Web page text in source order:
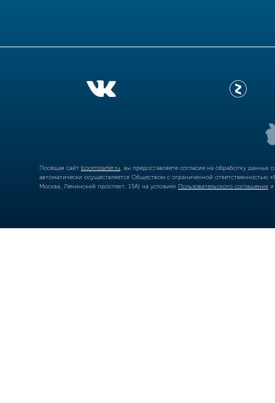
Посещая сайт boomstarter.ru , вы предоставляете согласие на обработку
автоматически осуществляется Обществом с ограниченной
Москва, Ленинский проспект, 15А) на условиях Пользовательского соглашения и